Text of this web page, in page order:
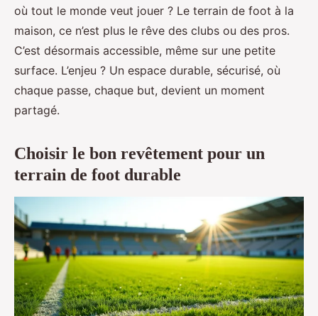
où tout le monde veut jouer ? Le terrain de foot à la
maison, ce n’est plus le rêve des clubs ou des pros.
C’est désormais accessible, même sur une petite
surface. L’enjeu ? Un espace durable, sécurisé, où
chaque passe, chaque but, devient un moment
partagé.
Choisir le bon revêtement pour un
terrain de foot durable